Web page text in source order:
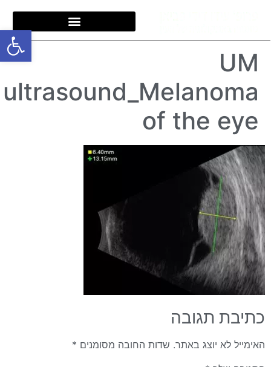
פתח
UM
ultrasound_Melanoma
of the eye
כתיבת תגובה
האימייל לא יוצג באתר. שדות החובה מסומנים *